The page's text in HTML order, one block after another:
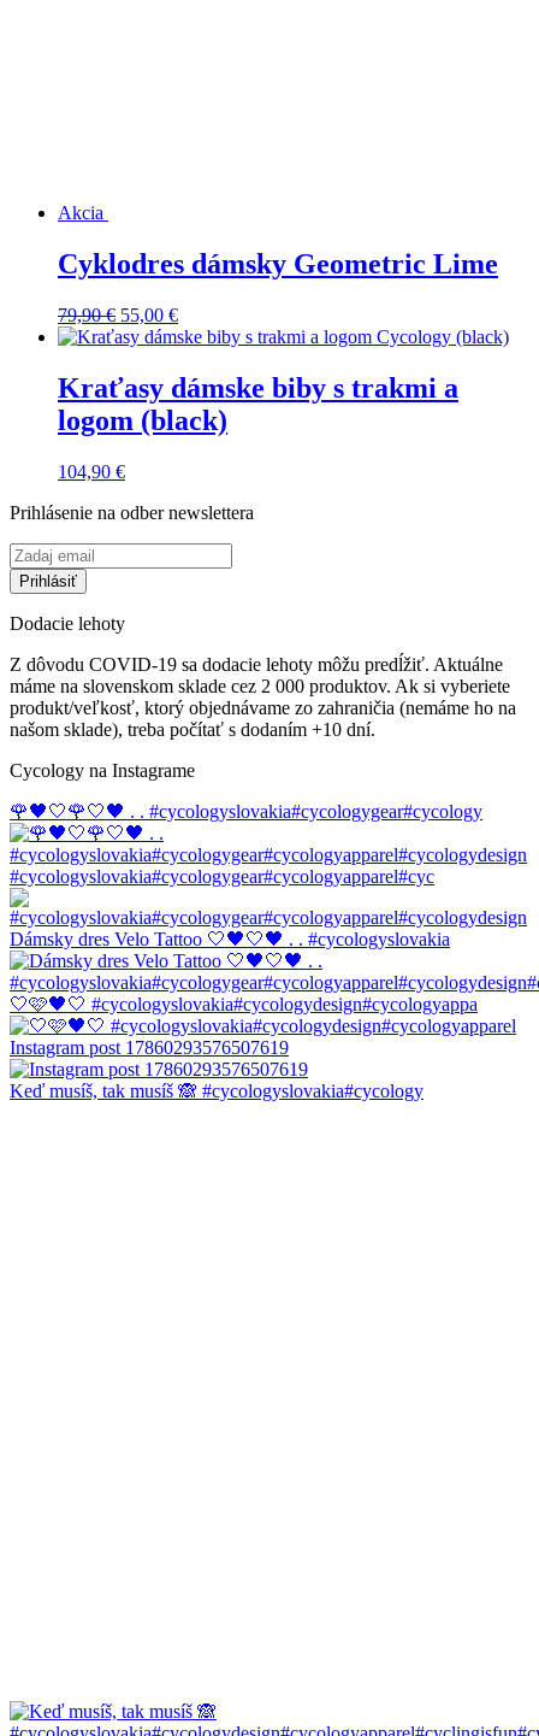
Akcia
Cyklodres dámsky Geometric Lime
79,90€ Pôvodná
cena
79,90 €.
55,00 €Aktuálna
cena
55,00 €.
Kraťasy dámske biby s trakmi a
logom (black)
104,90 €
Prihlásenie na odber newslettera
Dodacie lehoty
Z dôvodu COVID-19 sa dodacie lehoty môžu predĺžiť. Aktuálne
máme na slovenskom sklade cez 2 000 produktov. Ak si vyberiete
produkt/veľkosť, ktorý objednávame zo zahraničia (nemáme ho na
našom sklade), treba počítať s dodaním +10 dní.
Cycology na Instagrame
🌹🖤🤍🌹🤍🖤 . . #cycologyslovakia#cycologygear#cycology
#cycologyslovakia#cycologygear#cycologyapparel#cyc
Dámsky dres Velo Tattoo 🤍🖤🤍🖤 . . #cycologyslovakia
🤍🩷🖤🤍 #cycologyslovakia#cycologydesign#cycologyappa
Instagram post 17860293576507619
Keď musíš, tak musíš 🙈 #cycologyslovakia#cycology